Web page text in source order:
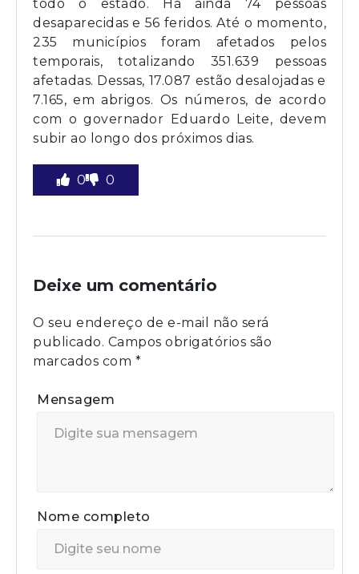
todo o estado. Há ainda 74 pessoas
desaparecidas e 56 feridos. Até o momento,
235 municípios foram afetados pelos
temporais, totalizando 351.639 pessoas
afetadas. Dessas, 17.087 estão desalojadas e
7.165, em abrigos. Os números, de acordo
com o governador Eduardo Leite, devem
subir ao longo dos próximos dias.
0 0
Deixe um comentário
O seu endereço de e-mail não será
publicado. Campos obrigatórios são
marcados com *
Mensagem
Nome completo